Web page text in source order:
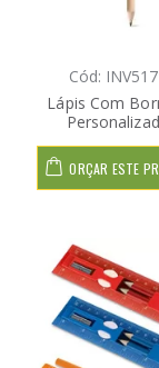
Cód:
Lápis Com
ORÇAR ESTE